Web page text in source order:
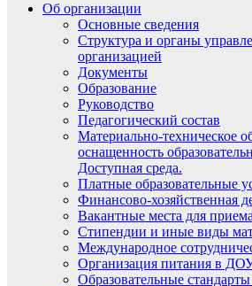
Об организации
Основные сведения
Структура и органы
организацией
Документы
Образование
Руководство
Педагогический состав
Материально-техническое
оснащенность
Доступная среда.
Платные образовательные
Финансово-хозяйственная
Вакантные места для
Стипендии и иные виды
Международное
Организация питания в
Образовательные